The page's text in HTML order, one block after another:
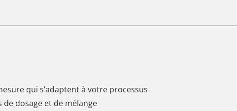
qui s’adaptent à votre processus
dosage et de mélange